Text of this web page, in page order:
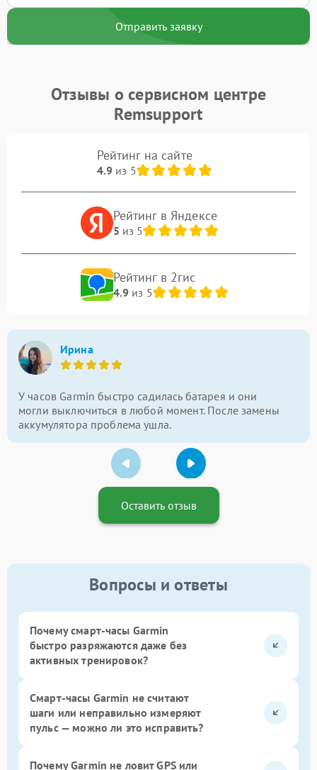
Отправить заявку
Отзывы о сервисном центре
Remsupport
Рейтинг на сайте
4.9из 5
Рейтинг в Яндексе
5 из 5
Рейтинг в 2гис
4.9из 5
Ирина
У часов Garmin быстро садилась батарея и они
могли выключиться в любой момент. После замены
аккумулятора проблема ушла.
Оставить отзыв
Вопросы и ответы
Почему смарт-часы Garmin
быстро разряжаются даже без
активных тренировок?
Смарт-часы Garmin не считают
шаги или неправильно измеряют
пульс — можно ли это исправить?
Почему Garmin не ловит GPS или